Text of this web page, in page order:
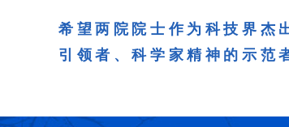
希望两院院士作为科技界杰
引领者、科学家精神的示范